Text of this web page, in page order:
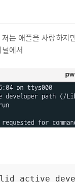
는 애플을 사랑하
에서
active